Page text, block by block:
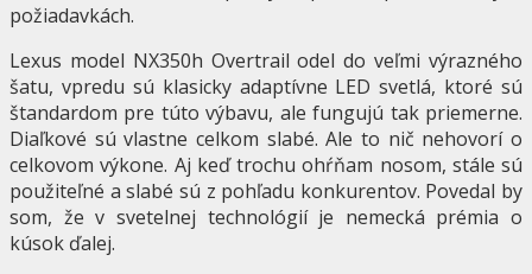
požiadavkách.
Lexus model NX350h Overtrail odel do veľmi výrazného
šatu, vpredu sú klasicky adaptívne LED svetlá, ktoré sú
štandardom pre túto výbavu, ale fungujú tak priemerne.
Diaľkové sú vlastne celkom slabé. Ale to nič nehovorí o
celkovom výkone. Aj keď trochu ohŕňam nosom, stále sú
použiteľné a slabé sú z pohľadu konkurentov. Povedal by
som, že v svetelnej technológií je nemecká prémia o
kúsok ďalej.